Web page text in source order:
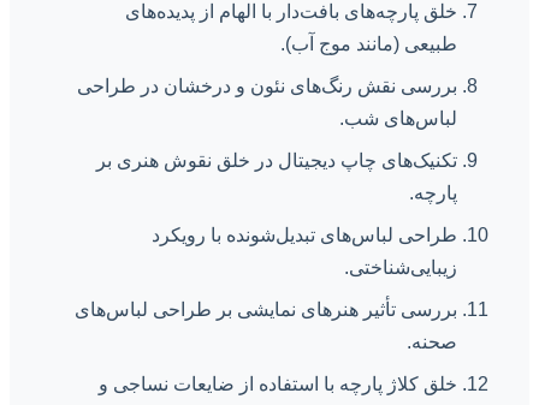
خلق پارچه‌های بافت‌دار با الهام از پدیده‌های
طبیعی (مانند موج آب).
بررسی نقش رنگ‌های نئون و درخشان در طراحی
لباس‌های شب.
تکنیک‌های چاپ دیجیتال در خلق نقوش هنری بر
پارچه.
طراحی لباس‌های تبدیل‌شونده با رویکرد
زیبایی‌شناختی.
بررسی تأثیر هنرهای نمایشی بر طراحی لباس‌های
صحنه.
خلق کلاژ پارچه با استفاده از ضایعات نساجی و